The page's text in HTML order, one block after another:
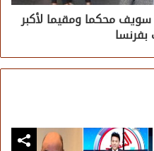
محكما ومقيما لأكبر